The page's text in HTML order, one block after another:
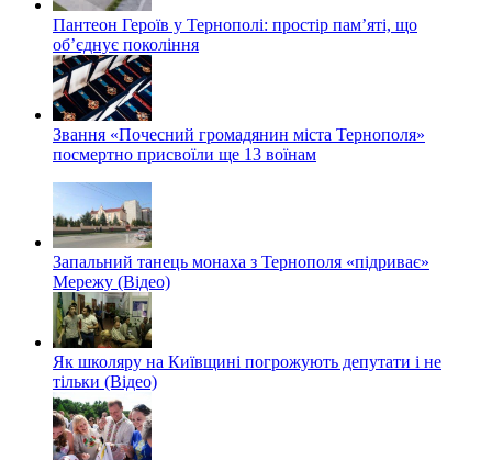
Пантеон Героїв у Тернополі: простір пам’яті, що
об’єднує покоління
Звання «Почесний громадянин міста Тернополя»
посмертно присвоїли ще 13 воїнам
Запальний танець монаха з Тернополя «підриває»
Мережу (Відео)
Як школяру на Київщині погрожують депутати і не
тільки (Відео)